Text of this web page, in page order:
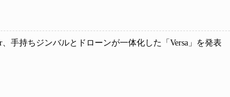
、手持ちジンバルとドローンが一体化した「Versa」を発表